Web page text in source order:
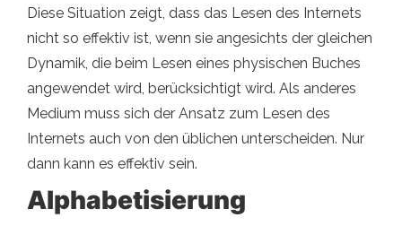
Diese Situation zeigt, dass das Lesen des Internets
nicht so effektiv ist, wenn sie angesichts der gleichen
Dynamik, die beim Lesen eines physischen Buches
angewendet wird, berücksichtigt wird. Als anderes
Medium muss sich der Ansatz zum Lesen des
Internets auch von den üblichen unterscheiden. Nur
dann kann es effektiv sein.
Alphabetisierung